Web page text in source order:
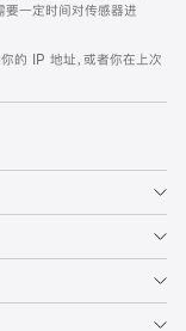
一定时间对传感器进
的 IP 地址，或者你在上次